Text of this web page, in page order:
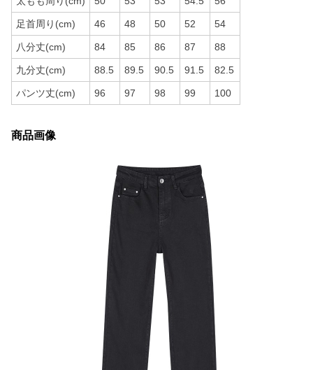
足首周り(cm) 46 48 50 52 54
八分丈(cm) 84 85 86 87 88
九分丈(cm) 88.5 89.5 90.5 91.5 82.5
パンツ丈(cm) 96 97 98 99 100
商品画像